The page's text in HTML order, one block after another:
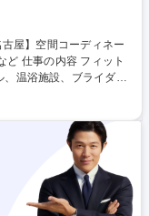
ット
、温浴施設、ブライダ
手がける当社で、空間
業務■設計担当との打ち
整■現場視察･進捗確認
ート率:約80％■設計か
1～3カ月程度/1案件、
など